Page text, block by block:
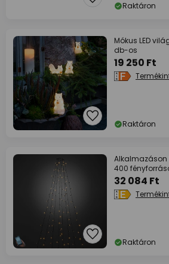
Raktáron
Mókus LED
db-os
19 250 Ft
Raktáron
Alkalmazáson
400
fafényfüzér
32 084 Ft
Raktáron